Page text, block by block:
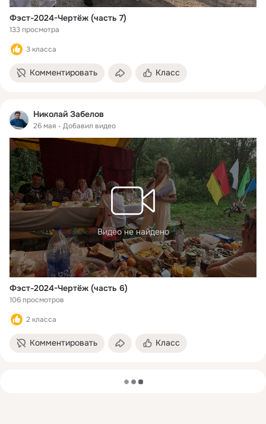
Фэст-2024-Чертёж (часть 7)
133 просмотра
3 класса
Комментировать Класс
Николай Забелов
26 мая Добавил видео
Видео не найдено
Фэст-2024-Чертёж (часть 6)
106 просмотров
2 класса
Комментировать Класс